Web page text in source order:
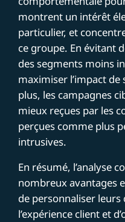
montrent un intérêt
particulier, et
ce groupe. En évitant
des segments moins
maximiser l’impact
plus, les campagnes
mieux reçues par les
perçues comme plus
intrusives.
En résumé, l’analyse
nombreux avantages
de personnaliser leurs
l’expérience client et